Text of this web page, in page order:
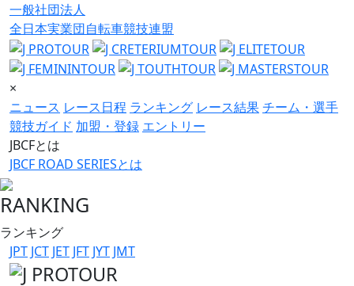
一般社団法人
全日本実業団自転車競技連盟
×
ニュース レース日程 ランキング レース結果チーム・選手
競技ガイド 加盟・登録 エントリー
JBCFとは
JBCF ROAD SERIESとは
RANKING
ランキング
JPT JCT JET JFT JYT JMT